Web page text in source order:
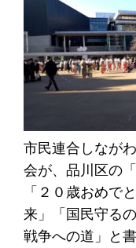
市民連合しなが
会が、品川区の
「２０歳おめで
来」「国民守る
戦争への道」と